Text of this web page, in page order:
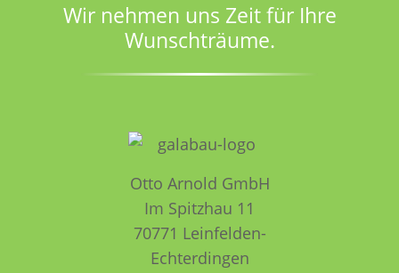
Wir nehmen uns Zeit für Ihre
Wunschträume.
Otto Arnold GmbH
Im Spitzhau 11
70771 Leinfelden­­
Echterdingen